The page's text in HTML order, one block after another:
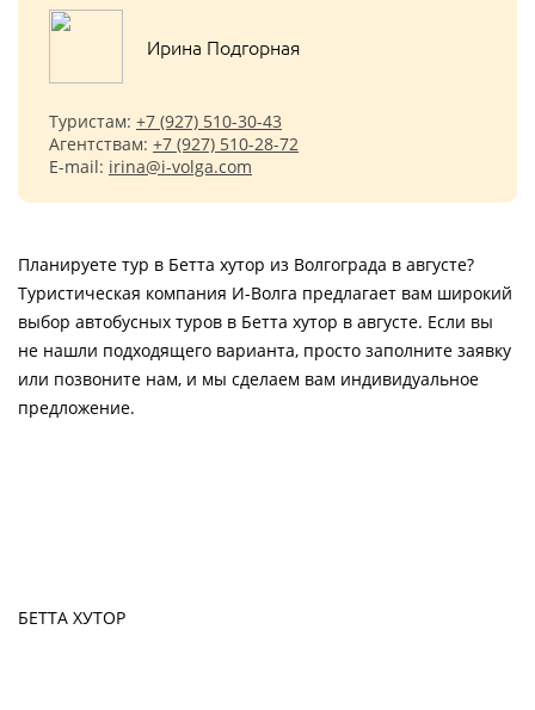
Ирина Подгорная
Туристам: +7 (927) 510-30-43
Агентствам: +7 (927) 510-28-72
E-mail: irina@i-volga.com
Планируете тур в Бетта хутор из Волгограда в августе?
Туристическая компания И-Волга предлагает вам широкий
выбор автобусных туров в Бетта хутор в августе. Если вы
не нашли подходящего варианта, просто заполните заявку
или позвоните нам, и мы сделаем вам индивидуальное
предложение.
БЕТТА ХУТОР